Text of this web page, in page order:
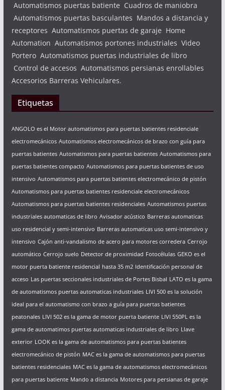
Automatismos puertas batiente Cuadros de maniobra
Automatismos puertas basculantes Mandos a distancia y
receptores Automatismos puertas de garaje Home
Automation Automatismos portones industriales Video
Portero Automatismos puertas industriales de libro
Control de accesos Automatismos persianas enrollables
Accesorios Barreras Vehiculares.
Etiquetas
ANGOLO es el Motor automatismos para puertas batientes residenciale
electromecánicos Automatismos electromecánicos de brazo con guía para
puertas batientes Automatismos para puertas batientes Automatismos para
puertas batientes compacto Automatismos para puertas batientes de uso
intensivo Automatismos para puertas batientes electromecánico de pistón
Automatismos para puertas batientes residenciale electromecánicos
Automatismos para puertas batientes residenciales Automatismos puertas
industriales automaticas de libro Avisador acústico Barreras automaticas
uso residencial y semi-intensivo Barreras automaticas uso semi-intensivo y
intensivo Cajón anti-vandalismo de acero para motores corredera Cerrojo
automático Cerrojo suelo Detector de proximidad Fotocélulas GEKO es el
motor puerta batiente residencial hasta 35 m2 Identificación personal de
acceso Las puertas seccionales industriales de Portes Bisbal LATO es la gama
de automatismos puertas automaticas industriales LIVI 500 es la solución
ideal para el automatismo con brazo a guía para puertas batientes
peatonales LIVI 502 es la gama de motor puerta batiente LIVI 550PL es la
gama de automatimos puertas automaticas industriales de libro Llave
exterior LOOK es la gama de automatismos para puertas batientes
electromecánico de pistón MAC es la gama de automatismos para puertas
batientes residenciales MAC es la gama de automatismos electromecánicos
para puertas batiente Mando a distancia Motores para persianas de garaje